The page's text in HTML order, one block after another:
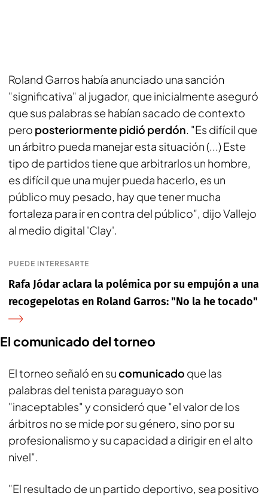
Roland Garros había anunciado una sanción
"significativa" al jugador, que inicialmente aseguró
que sus palabras se habían sacado de contexto
pero posteriormente pidió perdón. "Es difícil que
un árbitro pueda manejar esta situación (...) Este
tipo de partidos tiene que arbitrarlos un hombre,
es difícil que una mujer pueda hacerlo, es un
público muy pesado, hay que tener mucha
fortaleza para ir en contra del público", dijo Vallejo
al medio digital 'Clay'.
PUEDE INTERESARTE
Rafa Jódar aclara la polémica por su empujón a una
recogepelotas en Roland Garros: "No la he tocado"
El comunicado del torneo
El torneo señaló en sucomunicado que las
palabras del tenista paraguayo son
"inaceptables" y consideró que "el valor de los
árbitros no se mide por su género, sino por su
profesionalismo y su capacidad a dirigir en el alto
nivel".
"El resultado de un partido deportivo, sea positivo